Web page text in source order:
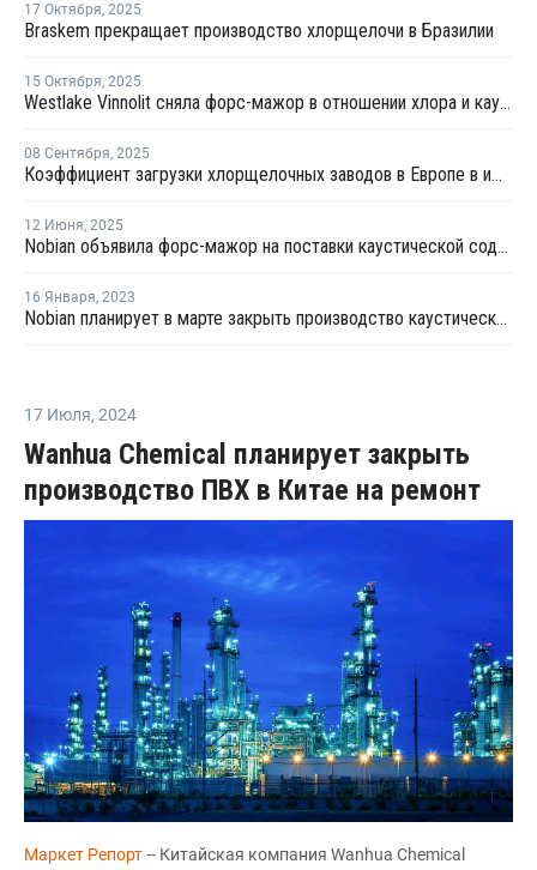
17 Октября, 2025
Braskem прекращает производство хлорщелочи в Бразилии
15 Октября, 2025
Westlake Vinnolit сняла форс-мажор в отношении хлора и каустической соды в Германии
08 Сентября, 2025
Коэффициент загрузки хлорщелочных заводов в Европе в июле продолжил рост
12 Июня, 2025
Nobian объявила форс-мажор на поставки каустической соды в Нидерландах
16 Января, 2023
Nobian планирует в марте закрыть производство каустической соды и хлора в Нидерландах на ремонт
17 Июля, 2024
Wanhua Chemical планирует закрыть
производство ПВХ в Китае на ремонт
Маркет Репорт-- Китайская компания Wanhua Chemical